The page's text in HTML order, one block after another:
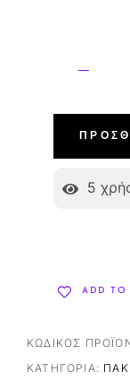
5
ADD TO
ΚΩΔΙΚΌΣ
ΚΑΤΗΓΟΡΊΑ: